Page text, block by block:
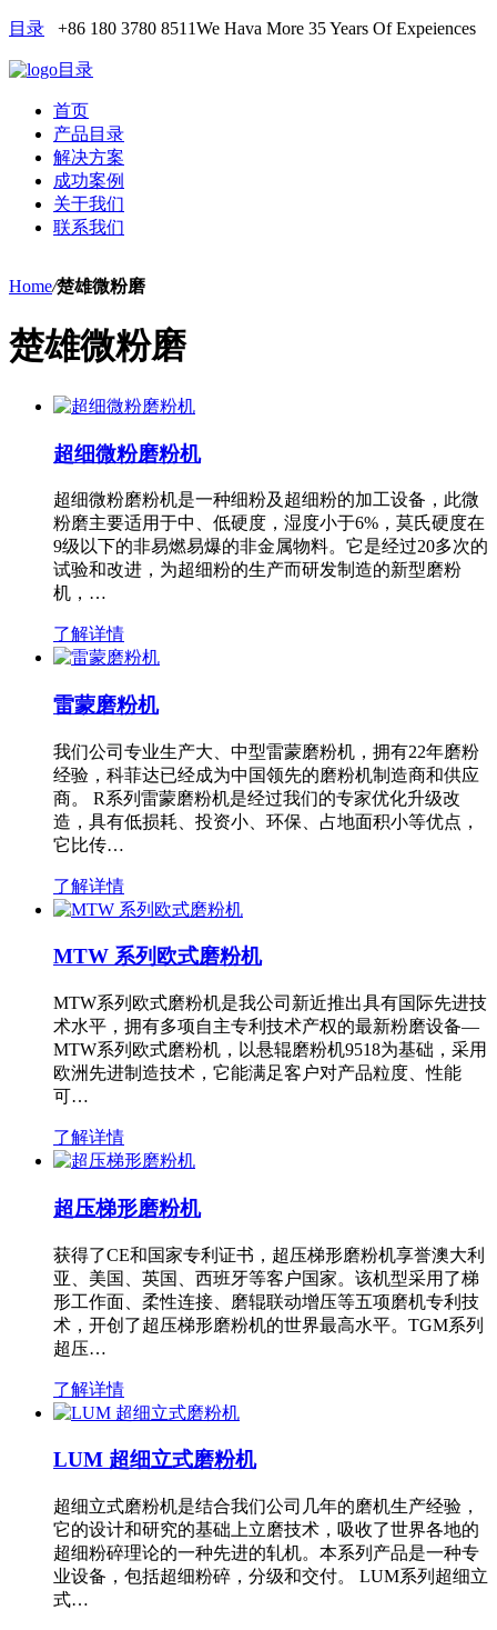
目录 +86 180 3780 8511We Hava More 35 Years Of Expeiences
目录
首页
产品目录
解决方案
成功案例
关于我们
联系我们
Home/楚雄微粉磨
楚雄微粉磨
超细微粉磨粉机
超细微粉磨粉机是一种细粉及超细粉的加工设备，此微
粉磨主要适用于中、低硬度，湿度小于6%，莫氏硬度在
9级以下的非易燃易爆的非金属物料。它是经过20多次的
试验和改进，为超细粉的生产而研发制造的新型磨粉
机，…
了解详情
雷蒙磨粉机
我们公司专业生产大、中型雷蒙磨粉机，拥有22年磨粉
经验，科菲达已经成为中国领先的磨粉机制造商和供应
商。 R系列雷蒙磨粉机是经过我们的专家优化升级改
造，具有低损耗、投资小、环保、占地面积小等优点，
它比传…
了解详情
MTW 系列欧式磨粉机
MTW系列欧式磨粉机是我公司新近推出具有国际先进技
术水平，拥有多项自主专利技术产权的最新粉磨设备—
MTW系列欧式磨粉机，以悬辊磨粉机9518为基础，采用
欧洲先进制造技术，它能满足客户对产品粒度、性能
可…
了解详情
超压梯形磨粉机
获得了CE和国家专利证书，超压梯形磨粉机享誉澳大利
亚、美国、英国、西班牙等客户国家。该机型采用了梯
形工作面、柔性连接、磨辊联动增压等五项磨机专利技
术，开创了超压梯形磨粉机的世界最高水平。TGM系列
超压…
了解详情
LUM 超细立式磨粉机
超细立式磨粉机是结合我们公司几年的磨机生产经验，
它的设计和研究的基础上立磨技术，吸收了世界各地的
超细粉碎理论的一种先进的轧机。本系列产品是一种专
业设备，包括超细粉碎，分级和交付。 LUM系列超细立
式…